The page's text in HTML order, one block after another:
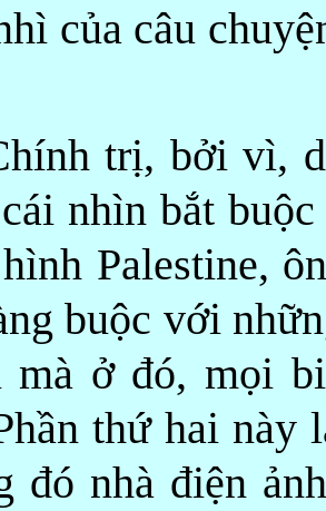
của câu
trị, bởi vì,
nhìn bắt
Palestine,
buộc với
mà ở đó, mọi
thứ hai này
đó nhà điện